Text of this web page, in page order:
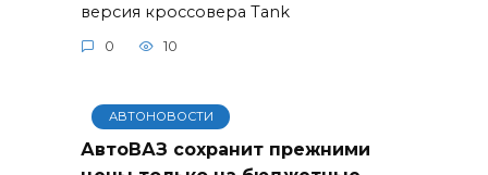
версия кроссовера Tank
0 10
АВТОНОВОСТИ
АвтоВАЗ сохранит прежними